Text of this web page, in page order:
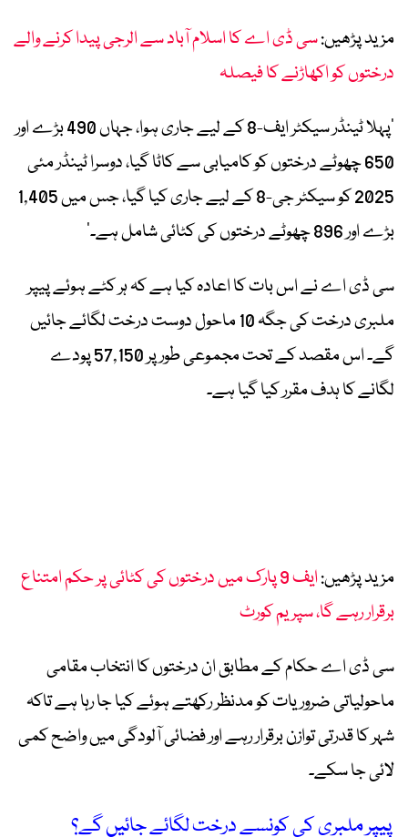
مزید پڑھیں:سی ڈی اے کا اسلام آباد سے الرجی پیدا کرنے والے
درختوں کو اکھاڑنے کا فیصلہ
’پہلا ٹینڈر سیکٹر ایف-8 کے لیے جاری ہوا، جہاں 490 بڑے اور
650 چھوٹے درختوں کو کامیابی سے کاٹا گیا، دوسرا ٹینڈر مئی
2025 کو سیکٹر جی-8 کے لیے جاری کیا گیا، جس میں 1,405
بڑے اور 896 چھوٹے درختوں کی کٹائی شامل ہے۔‘
سی ڈی اے نے اس بات کا اعادہ کیا ہے کہ ہر کٹے ہوئے پیپر
ملبری درخت کی جگہ 10 ماحول دوست درخت لگائے جائیں
گے۔ اس مقصد کے تحت مجموعی طور پر 57,150 پودے
لگانے کا ہدف مقرر کیا گیا ہے۔
مزید پڑھیں:
ایف 9 پارک میں درختوں کی کٹائی پر حکم امتناع
برقرار رہے گا، سپریم کورٹ
سی ڈی اے حکام کے مطابق ان درختوں کا انتخاب مقامی
ماحولیاتی ضروریات کو مدنظر رکھتے ہوئے کیا جا رہا ہے تاکہ
شہر کا قدرتی توازن برقرار رہے اور فضائی آلودگی میں واضح کمی
لائی جا سکے۔
پیپر ملبری کی کونسے درخت لگائے جائیں گے؟